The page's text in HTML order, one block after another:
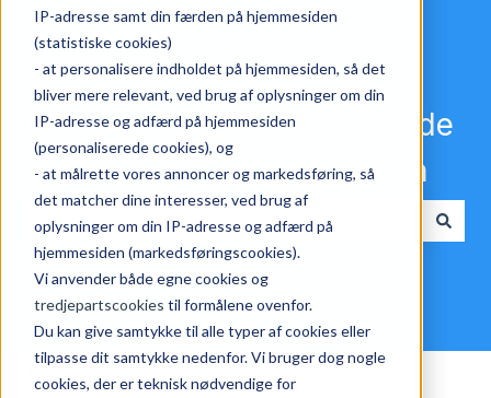
IP-adresse samt din færden på hjemmesiden
(statistiske cookies)
- at personalisere indholdet på hjemmesiden, så det
bliver mere relevant, ved brug af oplysninger om din
IP-adresse og adfærd på hjemmesiden
(personaliserede cookies), og
- at målrette vores annoncer og markedsføring, så
det matcher dine interesser, ved brug af
oplysninger om din IP-adresse og adfærd på
hjemmesiden (markedsføringscookies).
Vi anvender både egne cookies og
tredjepartscookies til formålene ovenfor.
Du kan give samtykke til alle typer af cookies eller
tilpasse dit samtykke nedenfor. Vi bruger dog nogle
cookies, der er teknisk nødvendige for
Choose a category, and finde
the answer to your question
There are no suggestions because the search field
Integrations Chrome extension